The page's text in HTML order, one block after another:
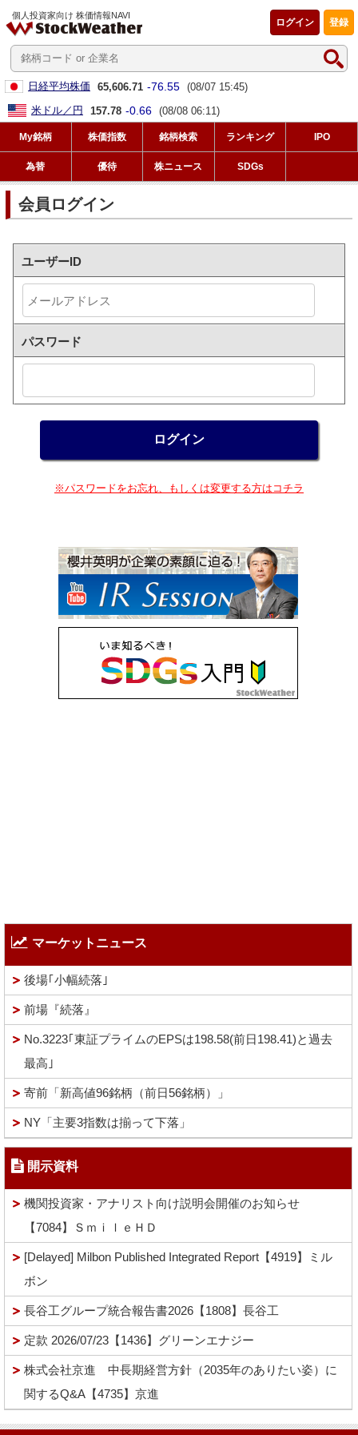
個人投資家向け 株価情報NAVI
登録
ログイン
日経平均株価 65,606.71 -76.55 (08/07 15:45)
米ドル／円
157.78 -0.66 (08/08 06:11)
My銘柄 株価指数 銘柄検索 ランキング IPO
為替 優待 株ニュース SDGs
会員ログイン
ユーザーID
パスワード
※パスワードをお忘れ、もしくは変更する方はコチラ
マーケットニュース
後場｢小幅続落｣
前場『続落』
No.3223｢東証プライムのEPSは198.58(前日198.41)と過去
最高｣
寄前「新高値96銘柄（前日56銘柄）」
NY「主要3指数は揃って下落」
開示資料
機関投資家・アナリスト向け説明会開催のお知らせ
【7084】ＳｍｉｌｅＨＤ
[Delayed] Milbon Published Integrated Report【4919】ミル
ボン
長谷工グループ統合報告書2026【1808】長谷工
定款 2026/07/23【1436】グリーンエナジー
株式会社京進 中長期経営方針（2035年のありたい姿）に
関するQ&A【4735】京進